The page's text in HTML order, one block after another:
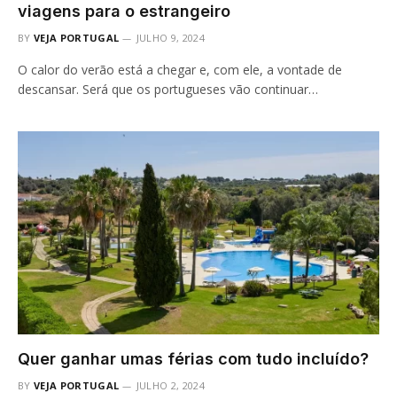
viagens para o estrangeiro
BY VEJA PORTUGAL JULHO 9, 2024
O calor do verão está a chegar e, com ele, a vontade de
descansar. Será que os portugueses vão continuar…
Quer ganhar umas férias com tudo incluído?
BY VEJA PORTUGAL JULHO 2, 2024